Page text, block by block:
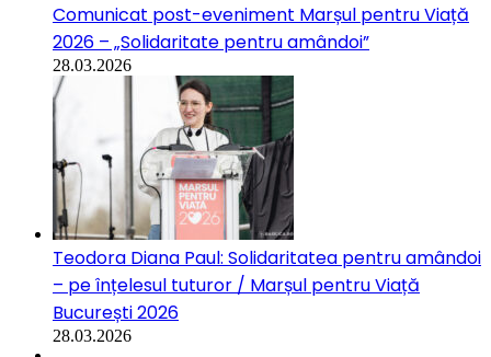
Comunicat post-eveniment Marșul pentru Viață
2026 – „Solidaritate pentru amândoi”
28.03.2026
Teodora Diana Paul: Solidaritatea pentru amândoi
– pe înțelesul tuturor / Marșul pentru Viață
București 2026
28.03.2026